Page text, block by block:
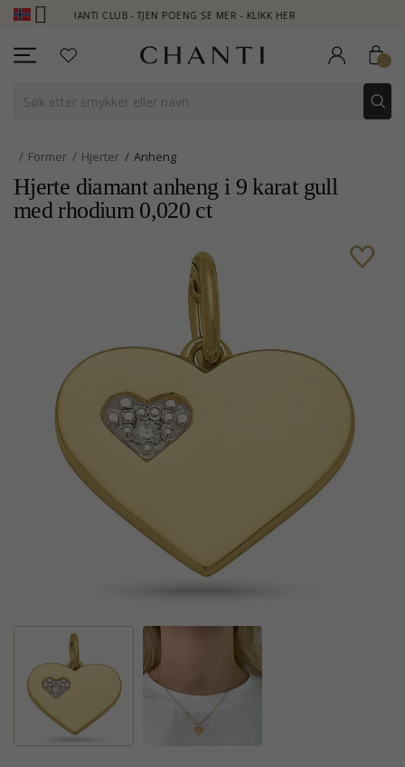
CHANTI CLUB - TJEN POENG SE MER - KLIKK HER
Former Hjerter Anheng
Hjerte diamant anheng i 9 karat gull
med rhodium 0,020 ct